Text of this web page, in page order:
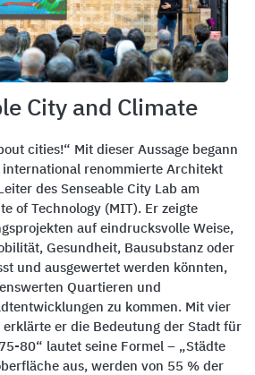
City and Climate
cities!“ Mit dieser Aussage begann
international renommierte Architekt
des Senseable City Lab am
of Technology (MIT). Er zeigte
auf eindrucksvolle Weise,
Gesundheit, Bausubstanz oder
und ausgewertet werden könnten,
Quartieren und
zu kommen. Mit vier
erklärte er die Bedeutung der Stadt für
80“ lautet seine Formel – „Städte
aus, werden von 55 % der